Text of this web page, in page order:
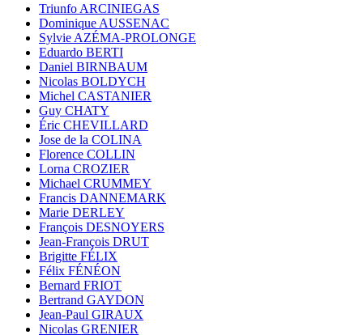
Triunfo ARCINIEGAS
Dominique AUSSENAC
Sylvie AZÉMA-PROLONGE
Eduardo BERTI
Daniel BIRNBAUM
Nicolas BOLDYCH
Michel CASTANIER
Guy CHATY
Éric CHEVILLARD
Jose de la COLINA
Florence COLLIN
Lorna CROZIER
Michael CRUMMEY
Francis DANNEMARK
Marie DERLEY
François DESNOYERS
Jean-François DRUT
Brigitte FÉLIX
Félix FÉNÉON
Bernard FRIOT
Bertrand GAYDON
Jean-Paul GIRAUX
Nicolas GRENIER